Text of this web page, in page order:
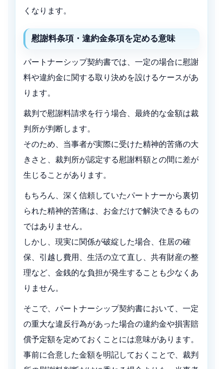
くなります。
慰謝料条項・違約金条項を定める意味
パートナーシップ契約書では、一定の場合に慰謝
料や違約金に関する取り決めを設けるケースがあ
ります。
裁判で慰謝料請求を行う場合、最終的な金額は裁
判所が判断します。
そのため、当事者が実際に受けた精神的苦痛の大
きさと、裁判所が認定する慰謝料額との間に差が
生じることがあります。
もちろん、深く信頼していたパートナーから裏切
られた精神的苦痛は、お金だけで解決できるもの
ではありません。
しかし、現実に関係が破綻した場合、住居の確
保、引越し費用、生活の立て直し、共有財産の整
理など、金銭的な負担が発生することも少なくあ
りません。
そこで、パートナーシップ契約書において、一定
の重大な違反行為があった場合の違約金や損害賠
償予定額を定めておくことには意味があります。
事前に合意した金額を明記しておくことで、裁判